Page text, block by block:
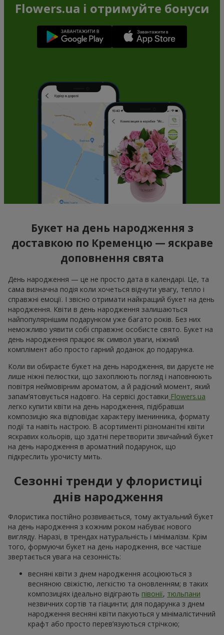
Flowers.ua і отримуйте бонуси
Букет на день народження з
доставкою по Кременцю — яскраве
доповнення свята
День народження — це не просто дата в календарі. Це, та
сама визначна подія коли хочеться відчути увагу, тепло і
справжні емоції. І звісно отримати найкращий букет на день
народження. Квіти в день народження залишаються
найпопулярнішим подарунком уже багато років. Без них
неможливо уявити собі справжнє особисте свято. Букет на
день народження працює як символ уваги, ніжний
комплімент або просто гарний доданок до подарунка.
Коли ви обираєте букет на день народження, ви даруєте не
лише ніжні пелюстки, що захоплюють погляд і наповнюють
повітря неймовірним ароматом, а й радісний момент, який
запам’ятовується надовго. На сервісі доставки Flowers.ua
легко купити квіти на день народження, підібравши
композицію яка відповідає характеру іменинника, формату
події та навіть настрою. В асортименті різноманітні квіти
яскравих кольорів, що здатні перетворити звичайний букет
на день народження в ароматний подарунок, що
підкреслить урочисту мить.
Сезонні тренди у флористиці
днів народження
Флористика постійно розвивається, тому актуальний букет
на день народження з кожним роком набуває нового
вигляду. Наразі, в трендах натуральність і мінімалізм. Крім
того, формуючи букет на день народження, все частіше
звертається увага на сезонність:
весняні квіти з днем народження асоціюються з
весняною свіжістю, легкістю та оновленням; в таких
композиціях ідеально відіграють півонії, тюльпани
незвичних сортів та гіацинти; для подарунка з днем
народження весняні квіти пакуються у мінімалістичний
крафт або просто перев’язуються стрічкою;